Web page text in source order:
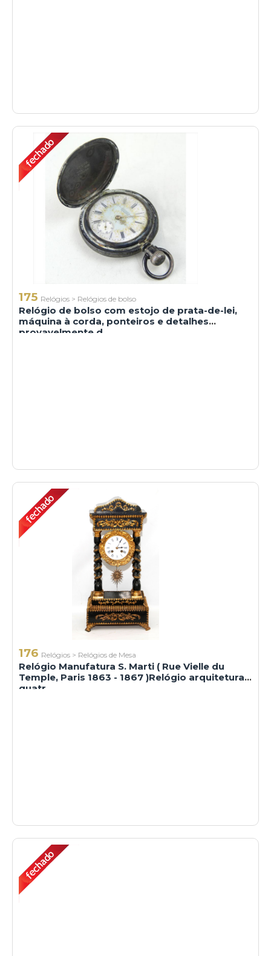
175 Relógios > Relógios de bolso
Relógio de bolso com estojo de prata-de-lei,
máquina à corda, ponteiros e detalhes
provavelmente d
176 Relógios > Relógios de Mesa
Relógio Manufatura S. Marti ( Rue Vielle du
Temple, Paris 1863 - 1867 )Relógio arquitetural,
quatr